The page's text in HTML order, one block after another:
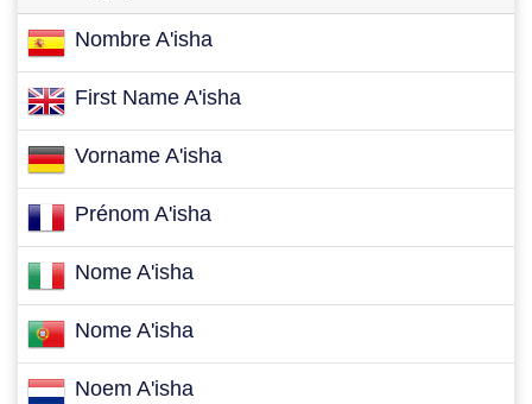
Nombre A'isha
First Name A'isha
Vorname A'isha
Prénom A'isha
Nome A'isha
Nome A'isha
Noem A'isha